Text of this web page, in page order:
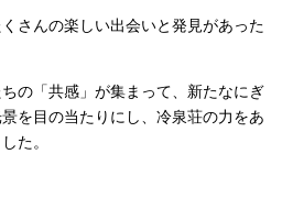
さんの楽しい出会いと発見があった
の「共感」が集まって、新たなにぎ
を目の当たりにし、冷泉荘の力をあ
た。